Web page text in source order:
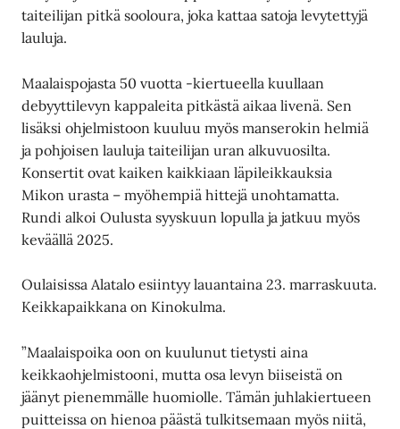
taiteilijan pitkä sooloura, joka kattaa satoja levytettyjä
lauluja.
Maalaispojasta 50 vuotta -kiertueella kuullaan
debyyttilevyn kappaleita pitkästä aikaa livenä. Sen
lisäksi ohjelmistoon kuuluu myös manserokin helmiä
ja pohjoisen lauluja taiteilijan uran alkuvuosilta.
Konsertit ovat kaiken kaikkiaan läpileikkauksia
Mikon urasta – myöhempiä hittejä unohtamatta.
Rundi alkoi Oulusta syyskuun lopulla ja jatkuu myös
keväällä 2025.
Oulaisissa Alatalo esiintyy lauantaina 23. marraskuuta.
Keikkapaikkana on Kinokulma.
”Maalaispoika oon on kuulunut tietysti aina
keikkaohjelmistooni, mutta osa levyn biiseistä on
jäänyt pienemmälle huomiolle. Tämän juhlakiertueen
puitteissa on hienoa päästä tulkitsemaan myös niitä,